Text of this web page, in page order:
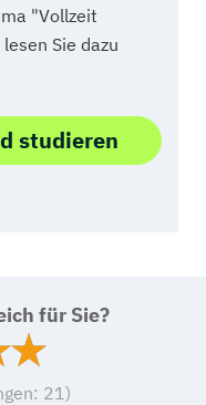
"Vollzeit
Sie dazu
studieren
für Sie?
21 )